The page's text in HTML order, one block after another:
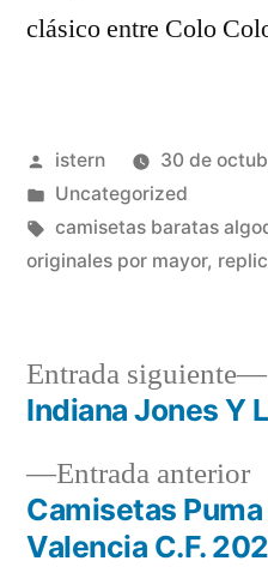
clásico entre Colo
Publicado
por
istern
30 de
Publicado
en
Uncategorized
Etiquetas:
camisetas baratas
originales por mayor,
Navegación
de
entradas
Entrada anterior
Camisetas
Valencia C.F.
Entrada siguiente
Indiana Jones Y